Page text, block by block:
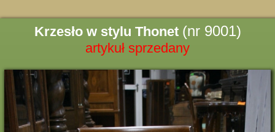
Krzesło w stylu Thonet (nr 9001)
artykuł sprzedany